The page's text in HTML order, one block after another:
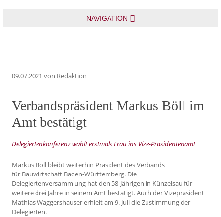
NAVIGATION
09.07.2021 von Redaktion
Verbandspräsident Markus Böll im
Amt bestätigt
Delegiertenkonferenz wählt erstmals Frau ins Vize-Präsidentenamt
Markus Böll bleibt weiterhin Präsident des Verbands
für Bauwirtschaft Baden-Württemberg. Die
Delegiertenversammlung hat den 58-Jährigen in Künzelsau für
weitere drei Jahre in seinem Amt bestätigt. Auch der Vizepräsident
Mathias Waggershauser erhielt am 9. Juli die Zustimmung der
Delegierten.